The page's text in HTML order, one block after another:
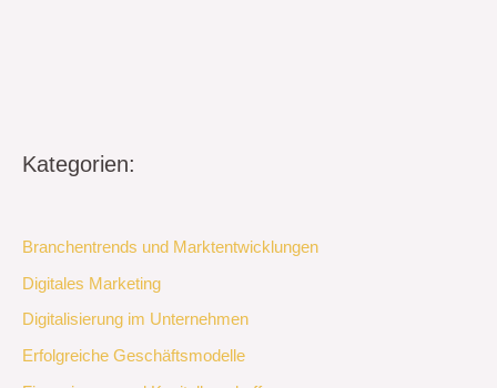
Kategorien:
Branchentrends und Marktentwicklungen
Digitales Marketing
Digitalisierung im Unternehmen
Erfolgreiche Geschäftsmodelle